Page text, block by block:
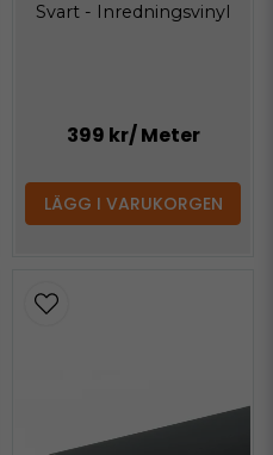
Svart - Inredningsvinyl
399 kr/ Meter
LÄGG I VARUKORGEN